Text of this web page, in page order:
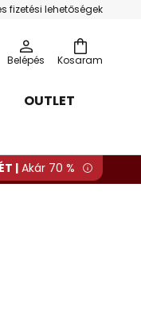
fizetési lehetőségek
Kosaram
Belépés
OUTLET
|Akár 70 %